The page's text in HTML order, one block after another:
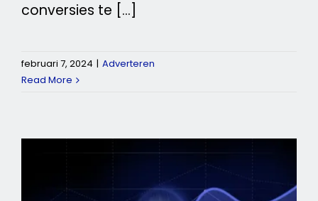
conversies te [...]
februari 7, 2024 | Adverteren
Read More
Voorspellende AI